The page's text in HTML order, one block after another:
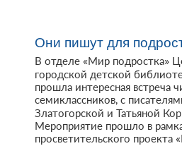
Они пишут для
В отделе «Мир подростка»
городской детской
прошла интересная встреча
семиклассников, с
Златогорской и Татьяной
Мероприятие прошло в
просветительского проекта